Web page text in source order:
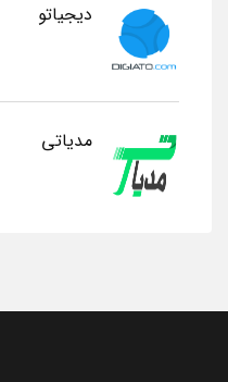
دیجیاتو
مدیاتی